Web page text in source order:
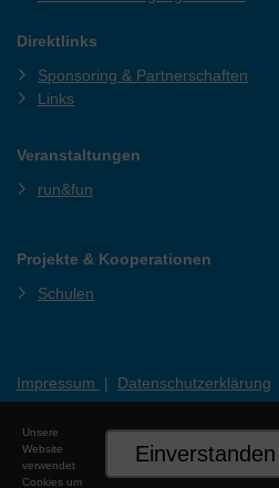
Direktlinks
Sponsoring & Partnerschaften
Links
Veranstaltungen
run&fun
Projekte & Kooperationen
Schulen
Impressum | Datenschutzerklärung
Einverstanden
Unsere
Website
verwendet
Cookies um